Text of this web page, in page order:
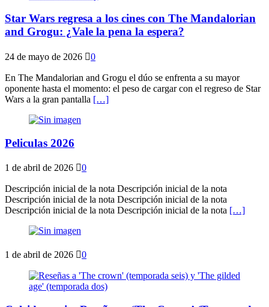
Star Wars regresa a los cines con The Mandalorian
and Grogu: ¿Vale la pena la espera?
24 de mayo de 2026 0
En The Mandalorian and Grogu el dúo se enfrenta a su mayor
oponente hasta el momento: el peso de cargar con el regreso de Star
Wars a la gran pantalla […]
Peliculas 2026
1 de abril de 2026 0
Descripción inicial de la nota Descripción inicial de la nota
Descripción inicial de la nota Descripción inicial de la nota
Descripción inicial de la nota Descripción inicial de la nota […]
1 de abril de 2026 0